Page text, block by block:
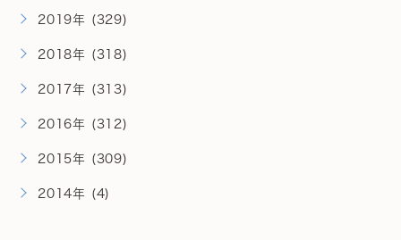
2019年 (329)
2018年 (318)
2017年 (313)
2016年 (312)
2015年 (309)
2014年 (4)